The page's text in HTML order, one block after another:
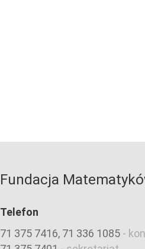
Fundacja
Telefon
71 375 7416, 71 336 1085 -